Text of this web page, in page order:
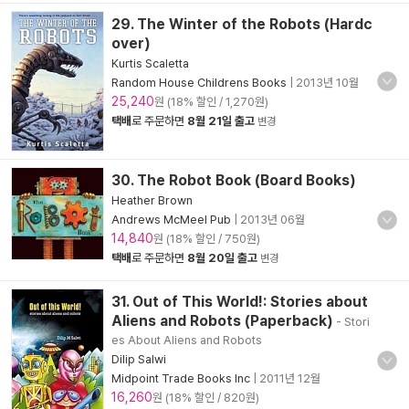
29. The Winter of the Robots (Hardc
over)
Kurtis Scaletta
Random House Childrens Books
2013년 10월
25,240원 (18% 할인 / 1,270원)
택배로 주문하면 8월 21일 출고 변경
30. The Robot Book (Board Books)
Heather Brown
Andrews McMeel Pub
2013년 06월
14,840원 (18% 할인 / 750원)
택배로 주문하면 8월 20일 출고 변경
31. Out of This World!: Stories about
Aliens and Robots (Paperback) - Stori
es About Aliens and Robots
Dilip Salwi
Midpoint Trade Books Inc
2011년 12월
16,260원 (18% 할인 / 820원)